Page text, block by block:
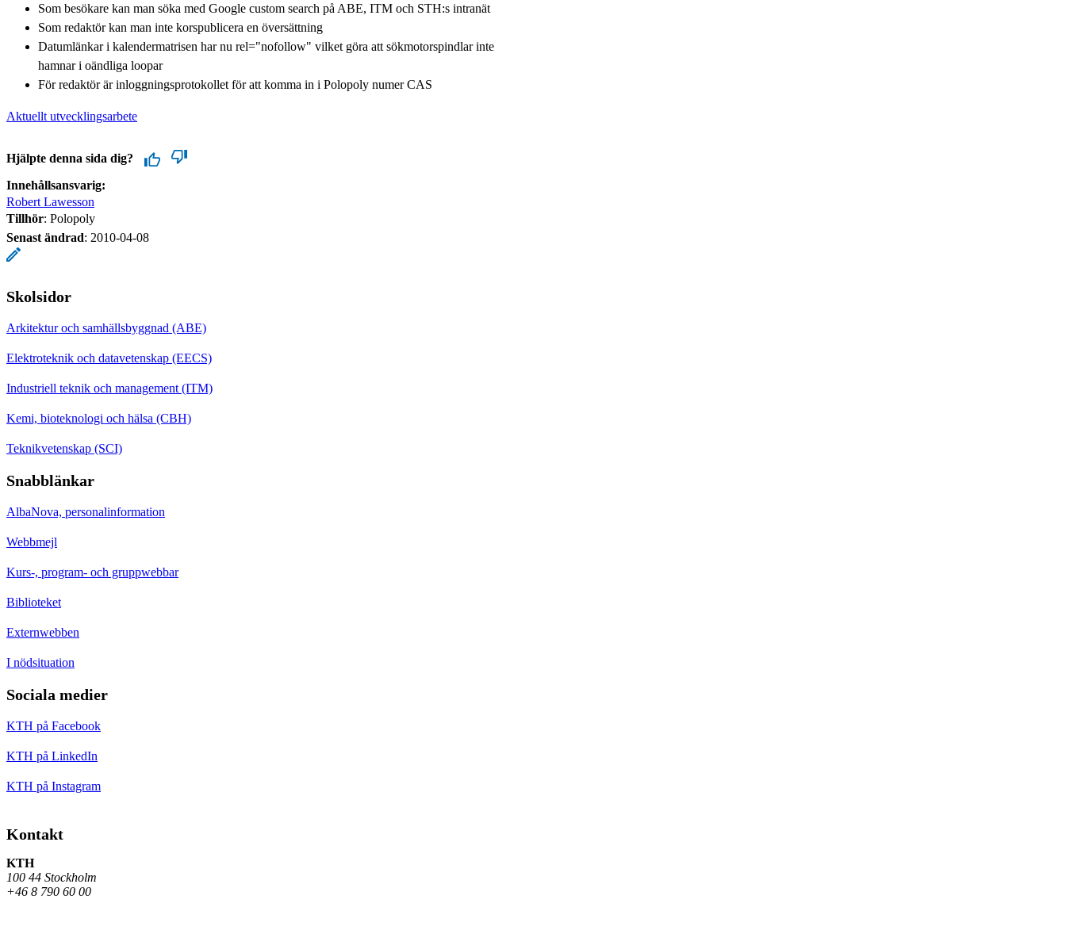
Som besökare kan man söka med Google custom search på ABE, ITM och STH:s intranät
Som redaktör kan man inte korspublicera en översättning
Datumlänkar i kalendermatrisen har nu rel="nofollow" vilket göra att sökmotorspindlar inte
hamnar i oändliga loopar
För redaktör är inloggningsprotokollet för att komma in i Polopoly numer CAS
Aktuellt utvecklingsarbete
Hjälpte denna sida dig?
Innehållsansvarig:
Robert Lawesson
Tillhör: Polopoly
Senast ändrad: 2010-04-08
Skolsidor
Arkitektur och samhällsbyggnad (ABE)
Elektroteknik och datavetenskap (EECS)
Industriell teknik och management (ITM)
Kemi, bioteknologi och hälsa (CBH)
Teknikvetenskap (SCI)
Snabblänkar
AlbaNova, personalinformation
Webbmejl
Kurs-, program- och gruppwebbar
Biblioteket
Externwebben
I nödsituation
Sociala medier
KTH på Facebook
KTH på LinkedIn
KTH på Instagram
Kontakt
KTH
100 44 Stockholm
+46 8 790 60 00